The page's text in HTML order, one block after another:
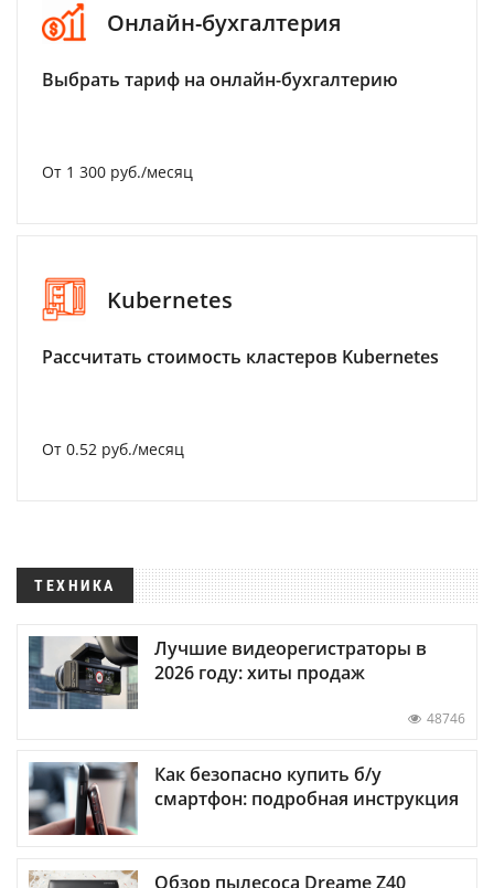
Онлайн-бухгалтерия
Выбрать тариф на онлайн-бухгалтерию
От 1 300 руб./месяц
Kubernetes
Рассчитать стоимость кластеров Kubernetes
От 0.52 руб./месяц
ТЕХНИКА
Лучшие видеорегистраторы в
2026 году: хиты продаж
48746
Как безопасно купить б/у
смартфон: подробная инструкция
Обзор пылесоса Dreame Z40